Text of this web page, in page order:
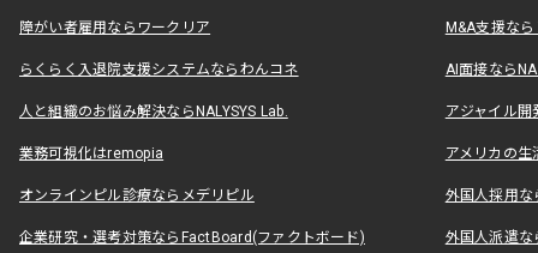
障がい者雇用ならワークリア M&A支援な
らくらく入退院支援システムならわんコネ AI面接なら
人と組織のお悩み解決ならNALYSYS Lab. アジャイル
業務可視化はremopia アメリカの
オンラインピル診療ならメデリピル 外国人採用
企業研究・選考対策ならFactBoard(ファクトボード) 外国人派遣な